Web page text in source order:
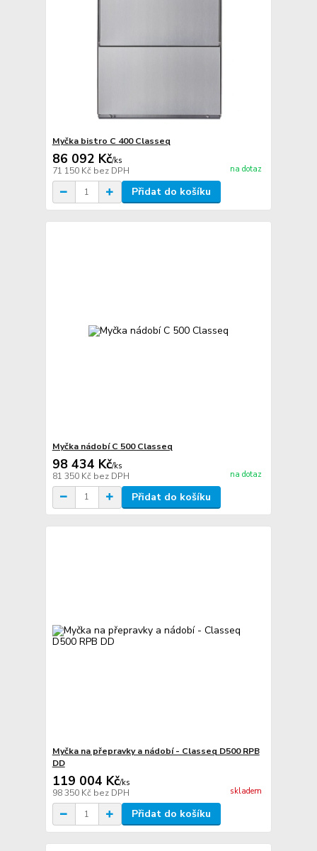
Myčka bistro C 400 Classeq
86 092 Kč/ks
71 150 Kč bez DPH na dotaz
Přidat do košíku
Myčka nádobí C 500 Classeq
98 434 Kč/ks
81 350 Kč bez DPH na dotaz
Přidat do košíku
Myčka na přepravky a nádobí - Classeq D500 RPB
DD
119 004 Kč/ks
98 350 Kč bez DPH skladem
Přidat do košíku